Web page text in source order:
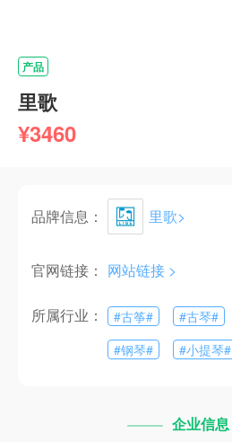
产品
里歌
¥3460
品牌信息： 里歌>
官网链接： 网站链接 >
所属行业： #古筝# #古琴#
#钢琴# #小提琴#
企业信息